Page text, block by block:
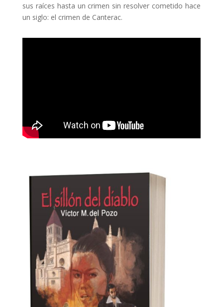
sus raíces hasta un crimen sin resolver cometido hace
un siglo: el crimen de Canterac.